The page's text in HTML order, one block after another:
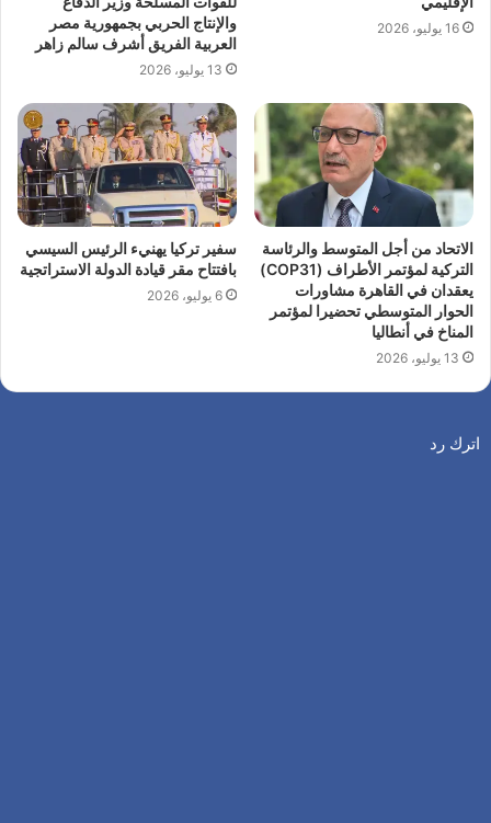
16 يوليو، 2026
والإنتاج الحربي بجمهورية مصر
العربية الفريق أشرف سالم زاهر
13 يوليو، 2026
الاتحاد من أجل المتوسط والرئاسة
التركية لمؤتمر الأطراف (COP31)
يعقدان في القاهرة مشاورات
الحوار المتوسطي تحضيرا لمؤتمر
المناخ في أنطاليا
13 يوليو، 2026
سفير تركيا يهنيء الرئيس السيسي
بافتتاح مقر قيادة الدولة الاستراتجية
6 يوليو، 2026
اترك رد